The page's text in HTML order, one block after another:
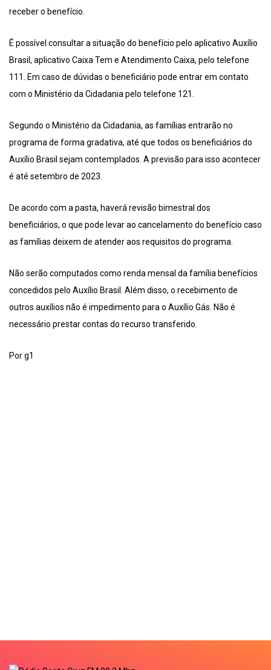
receber o benefício.
É possível consultar a situação do benefício pelo aplicativo Auxílio
Brasil, aplicativo Caixa Tem e Atendimento Caixa, pelo telefone
111. Em caso de dúvidas o beneficiário pode entrar em contato
com o Ministério da Cidadania pelo telefone 121.
Segundo o Ministério da Cidadania, as famílias entrarão no
programa de forma gradativa, até que todos os beneficiários do
Auxílio Brasil sejam contemplados. A previsão para isso acontecer
é até setembro de 2023.
De acordo com a pasta, haverá revisão bimestral dos
beneficiários, o que pode levar ao cancelamento do benefício caso
as famílias deixem de atender aos requisitos do programa.
Não serão computados como renda mensal da família benefícios
concedidos pelo Auxílio Brasil. Além disso, o recebimento de
outros auxílios não é impedimento para o Auxílio Gás. Não é
necessário prestar contas do recurso transferido.
Por g1